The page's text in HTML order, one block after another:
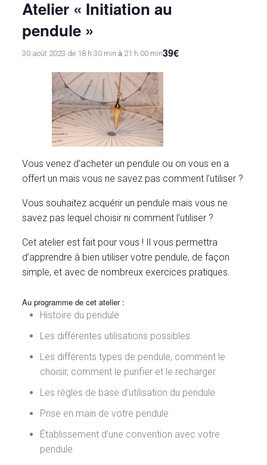
Atelier « Initiation au
pendule »
30 août 2023 de 18 h 30 min à 21 h 00 min39€
Vous venez d’acheter un pendule ou on vous en a
offert un mais vous ne savez pas comment l’utiliser ?
Vous souhaitez acquérir un pendule mais vous ne
savez pas lequel choisir ni comment l’utiliser ?
Cet atelier est fait pour vous ! Il vous permettra
d’apprendre à bien utiliser votre pendule, de façon
simple, et avec de nombreux exercices pratiques.
Au programme de cet atelier :
Histoire du pendule
Les différentes utilisations possibles
Les différents types de pendule, comment le
choisir, comment le purifier et le recharger
Les règles de base d’utilisation du pendule
Prise en main de votre pendule
Établissement d’une convention avec votre
pendule